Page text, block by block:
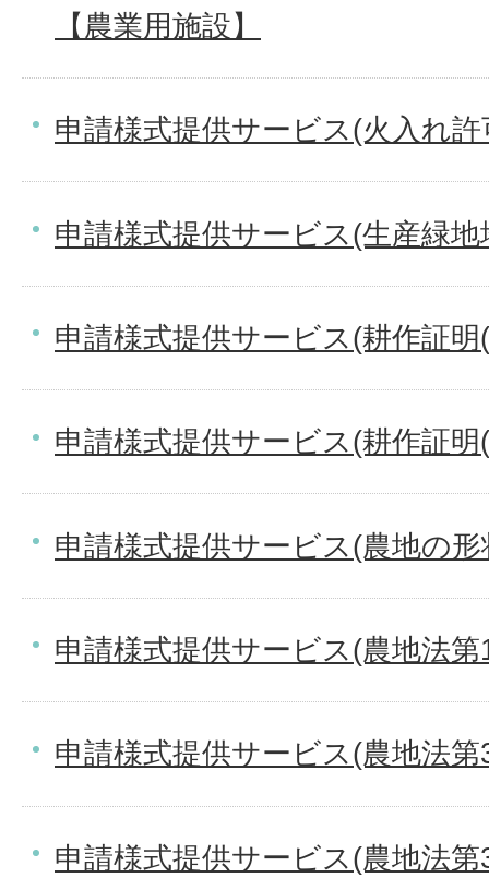
【農業用施設】
申請様式提供サービス(火入れ
申請様式提供サービス(生産緑
申請様式提供サービス(耕作証
申請様式提供サービス(耕作証
申請様式提供サービス(農地の
申請様式提供サービス(農地法
申請様式提供サービス(農地法
申請様式提供サービス(農地法